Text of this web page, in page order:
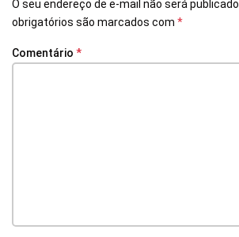
O seu endereço de e-mail não será publicado.
obrigatórios são marcados com *
Comentário *